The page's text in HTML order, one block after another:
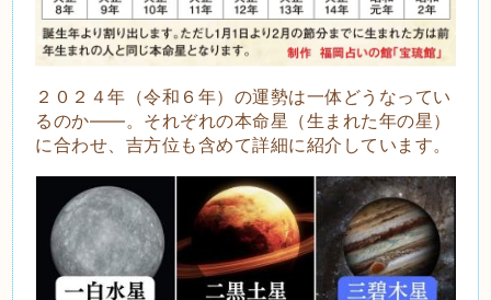
２０２４年（令和６年）の運勢は一体どうなってい
るのか――。 それぞれの本命星（生まれた年の星）
に合わせ、吉方位も含めて詳細に紹介しています。